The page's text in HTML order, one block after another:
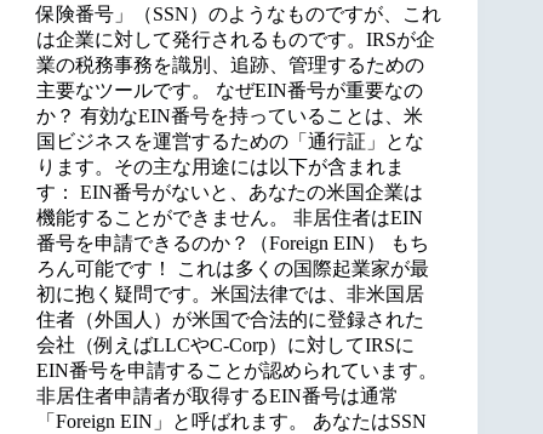
保険番号」（SSN）のようなものですが、これ
は企業に対して発行されるものです。IRSが企
業の税務事務を識別、追跡、管理するための
主要なツールです。 なぜEIN番号が重要なの
か？ 有効なEIN番号を持っていることは、米
国ビジネスを運営するための「通行証」とな
ります。その主な用途には以下が含まれま
す： EIN番号がないと、あなたの米国企業は
機能することができません。 非居住者はEIN
番号を申請できるのか？（Foreign EIN） もち
ろん可能です！ これは多くの国際起業家が最
初に抱く疑問です。米国法律では、非米国居
住者（外国人）が米国で合法的に登録された
会社（例えばLLCやC-Corp）に対してIRSに
EIN番号を申請することが認められています。
非居住者申請者が取得するEIN番号は通常
「Foreign EIN」と呼ばれます。 あなたはSSN